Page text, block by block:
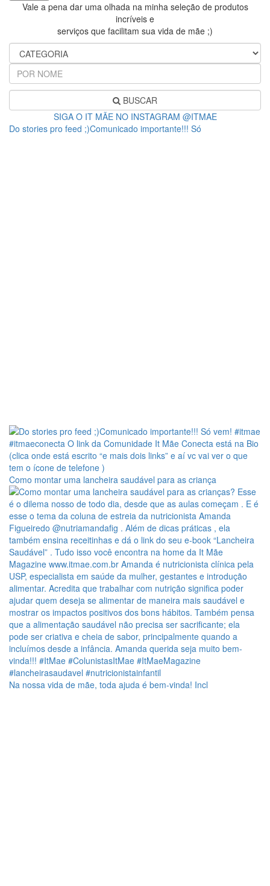
Vale a pena dar uma olhada na minha seleção de produtos
incríveis e
serviços que facilitam sua vida de mãe ;)
BUSCAR
SIGA O IT MÃE NO INSTAGRAM @ITMAE
Do stories pro feed ;)Comunicado importante!!! Só
Como montar uma lancheira saudável para as criança
Na nossa vida de mãe, toda ajuda é bem-vinda! Incl